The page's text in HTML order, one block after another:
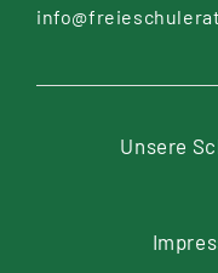
Unsere